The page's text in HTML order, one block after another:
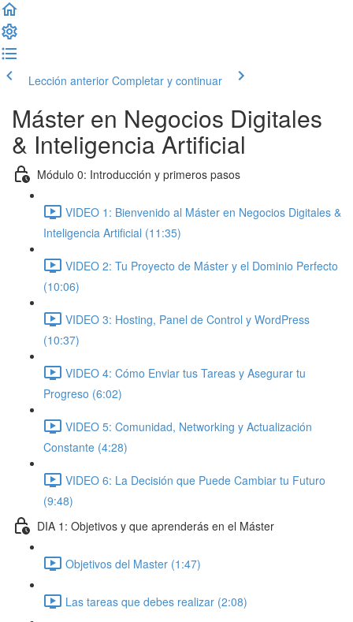
Lección anterior Completar y continuar
Máster en Negocios Digitales
& Inteligencia Artificial
Módulo 0: Introducción y primeros pasos
VIDEO 1: Bienvenido al Máster en Negocios Digitales &
Inteligencia Artificial (11:35)
VIDEO 2: Tu Proyecto de Máster y el Dominio Perfecto
(10:06)
VIDEO 3: Hosting, Panel de Control y WordPress
(10:37)
VIDEO 4: Cómo Enviar tus Tareas y Asegurar tu
Progreso (6:02)
VIDEO 5: Comunidad, Networking y Actualización
Constante (4:28)
VIDEO 6: La Decisión que Puede Cambiar tu Futuro
(9:48)
DIA 1: Objetivos y que aprenderás en el Máster
Objetivos del Master (1:47)
Las tareas que debes realizar (2:08)